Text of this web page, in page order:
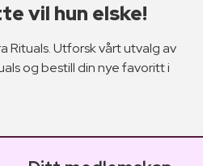
vil hun elske!
Rituals. Utforsk vårt utvalg av
og bestill din nye favoritt i